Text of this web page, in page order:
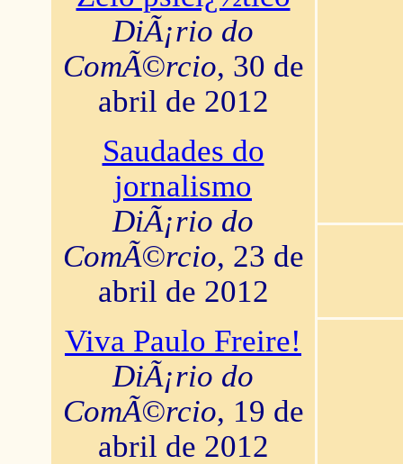
DiÃ¡rio do
ComÃ©rcio, 30 de
abril de 2012
Saudades do
jornalismo
DiÃ¡rio do
ComÃ©rcio, 23 de
abril de 2012
Viva Paulo Freire!
DiÃ¡rio do
ComÃ©rcio, 19 de
abril de 2012